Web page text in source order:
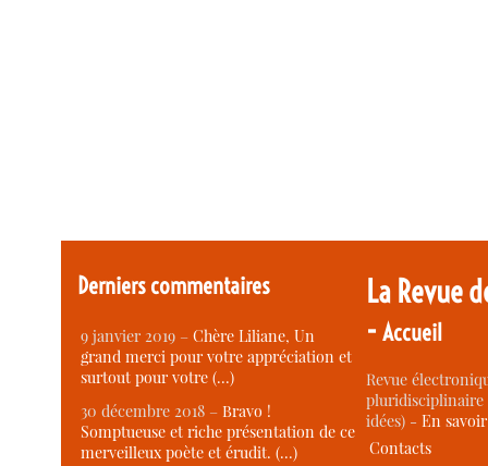
Derniers commentaires
9 janvier 2019 –Chère Liliane, Un
grand merci pour votre appréciation et
surtout pour votre (…)
30 décembre 2018 –Bravo !
Somptueuse et riche présentation de ce
merveilleux poète et érudit. (…)
La Revue
-Accueil
Revue
idées) -En
Contacts